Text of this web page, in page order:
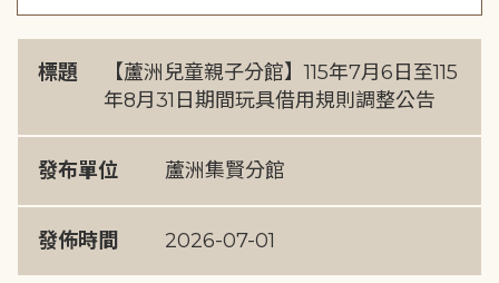
標題
【蘆洲兒童親子分館】115年7月6日至115
年8月31日期間玩具借用規則調整公告
發布單位 蘆洲集賢分館
發佈時間 2026-07-01